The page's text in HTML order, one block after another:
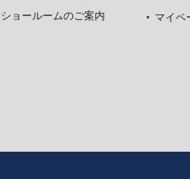
ショールームのご案内
マイペ